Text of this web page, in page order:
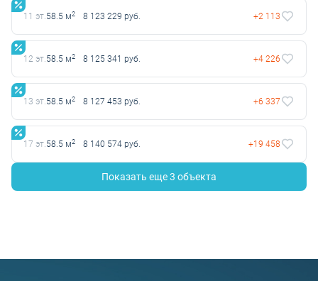
11 эт.58.5 м2 8 123 229 руб. +2 113
12 эт.58.5 м2 8 125 341 руб. +4 226
13 эт.58.5 м2 8 127 453 руб. +6 337
17 эт.58.5 м2 8 140 574 руб. +19 458
Показать еще 3 объектa